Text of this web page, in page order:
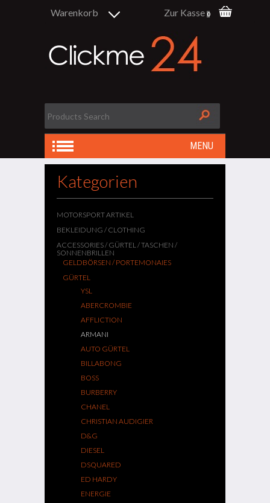
Warenkorb Zur Kasse 0
MENU
Kategorien
MOTORSPORT ARTIKEL
BEKLEIDUNG / CLOTHING
ACCESSORIES / GÜRTEL / TASCHEN /
SONNENBRILLEN
GELDBÖRSEN / PORTEMONAIES
GÜRTEL
YSL
ABERCROMBIE
AFFLICTION
ARMANI
AUTO GÜRTEL
BILLABONG
BOSS
BURBERRY
CHANEL
CHRISTIAN AUDIGIER
D&G
DIESEL
DSQUARED
ED HARDY
ENERGIE